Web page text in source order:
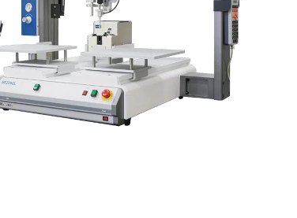
LTE-DS3900
LTE-DS3900-PLUS
LTE-R88C(蠕動式)
Techcon TS250
Techcon TS350
TECHCON